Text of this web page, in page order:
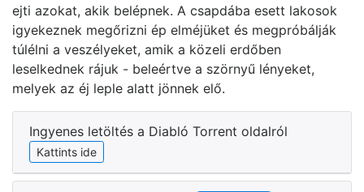
ejti azokat, akik belépnek. A csapdába esett lakosok
igyekeznek megőrizni ép elméjüket és megpróbálják
túlélni a veszélyeket, amik a közeli erdőben
leselkednek rájuk - beleértve a szörnyű lényeket,
melyek az éj leple alatt jönnek elő.
Ingyenes letöltés a Diabló Torrent oldalról
Kattints ide